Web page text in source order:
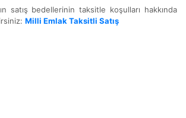
satış bedellerinin taksitle koşulları hakkında
Milli Emlak Taksitli Satış